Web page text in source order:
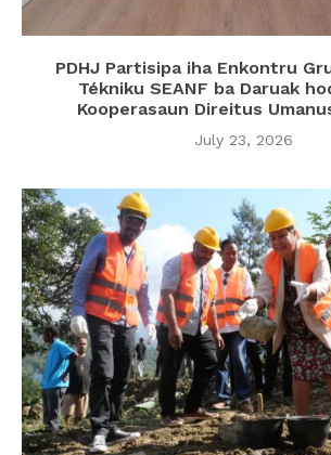
PDHJ Partisipa iha Enkontru
Tékniku SEANF ba Daruak
Kooperasaun Direitus
July 23, 2026